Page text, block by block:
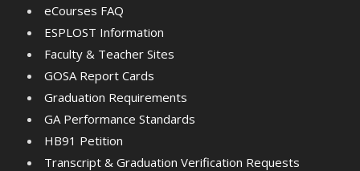
eCourses FAQ
ESPLOST Information
Faculty & Teacher Sites
GOSA Report Cards
Graduation Requirements
GA Performance Standards
HB91 Petition
Transcript & Graduation Verification Requests